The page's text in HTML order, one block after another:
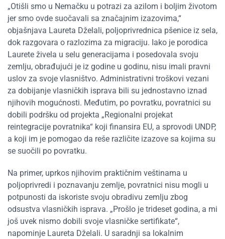
„Otišli smo u Nemačku u potrazi za azilom i boljim životom
jer smo ovde suočavali sa značajnim izazovima,“
objašnjava Laureta Dželali, poljoprivrednica pšenice iz sela,
dok razgovara o razlozima za migraciju. Iako je porodica
Laurete živela u selu generacijama i posedovala svoju
zemlju, obrađujući je iz godine u godinu, nisu imali pravni
uslov za svoje vlasništvo. Administrativni troškovi vezani
za dobijanje vlasničkih isprava bili su jednostavno iznad
njihovih mogućnosti. Međutim, po povratku, povratnici su
dobili podršku od projekta „Regionalni projekat
reintegracije povratnika“ koji finansira EU, a sprovodi UNDP,
a koji im je pomogao da reše različite izazove sa kojima su
se suočili po povratku.
Na primer, uprkos njihovim praktičnim veštinama u
poljoprivredi i poznavanju zemlje, povratnici nisu mogli u
potpunosti da iskoriste svoju obradivu zemlju zbog
odsustva vlasničkih isprava. „Prošlo je trideset godina, a mi
još uvek nismo dobili svoje vlasničke sertifikate“,
napominje Laureta Dželali. U saradnji sa lokalnim